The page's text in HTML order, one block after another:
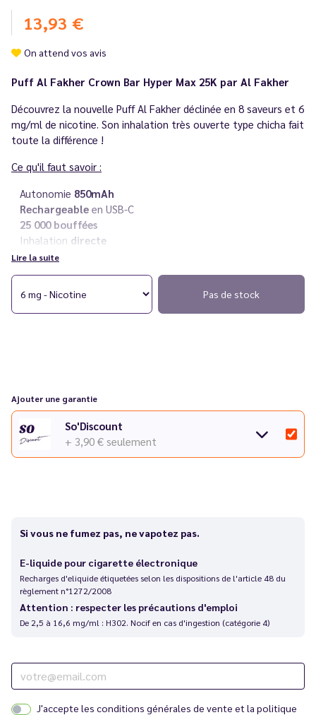
13,93 €
On attend vos avis
Puff Al Fakher Crown Bar Hyper Max 25K par Al Fakher
Découvrez la nouvelle Puff Al Fakher déclinée en 8 saveurs et 6
mg/ml de nicotine. Son inhalation très ouverte type chicha fait
toute la différence !
Ce qu'il faut savoir :
Autonomie 850mAh
Rechargeable en USB-C
25 000 bouffées
Inhalation directe
Rechargeable
Vous rencontrez un souci avec votre cigarette électronique ?
Lire la suite
Pas de stock
Ajouter une garantie
So'Discount
+ 3,90 € seulement
Si vous ne fumez pas, ne vapotez pas.
E-liquide pour cigarette électronique
Recharges d'eliquide étiquetées selon les dispositions de l'article 48 du
règlement n°1272/2008
Attention : respecter les précautions d'emploi
De 2,5 à 16,6 mg/ml : H302. Nocif en cas d'ingestion (catégorie 4)
J'accepte les conditions générales de vente et la politique